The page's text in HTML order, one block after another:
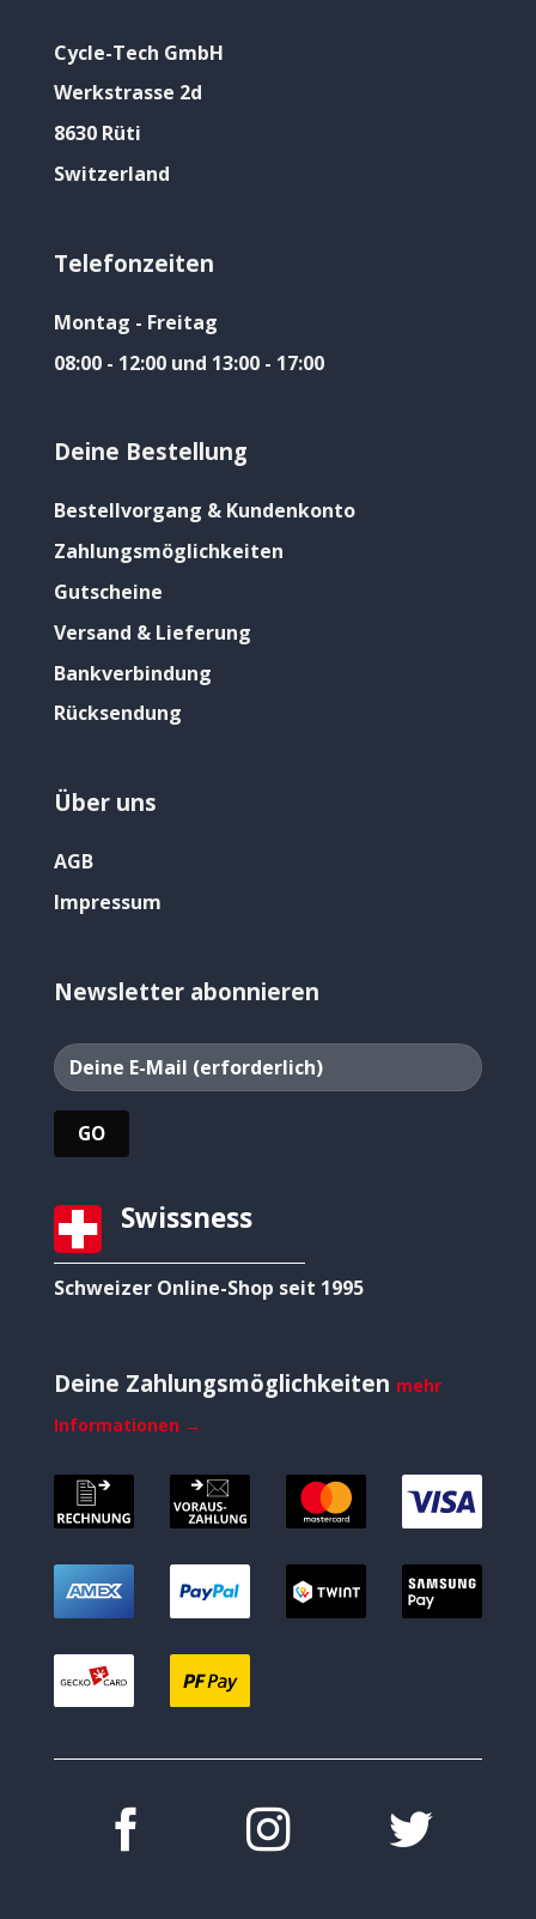
Cycle-Tech GmbH
Werkstrasse 2d
8630 Rüti
Switzerland
Telefonzeiten
Montag - Freitag
08:00 - 12:00 und 13:00 - 17:00
Deine Bestellung
Bestellvorgang & Kundenkonto
Zahlungsmöglichkeiten
Gutscheine
Versand & Lieferung
Bankverbindung
Rücksendung
Über uns
AGB
Impressum
Newsletter abonnieren
Swissness
Schweizer Online-Shop seit 1995
Deine Zahlungsmöglichkeiten mehr
Informationen →